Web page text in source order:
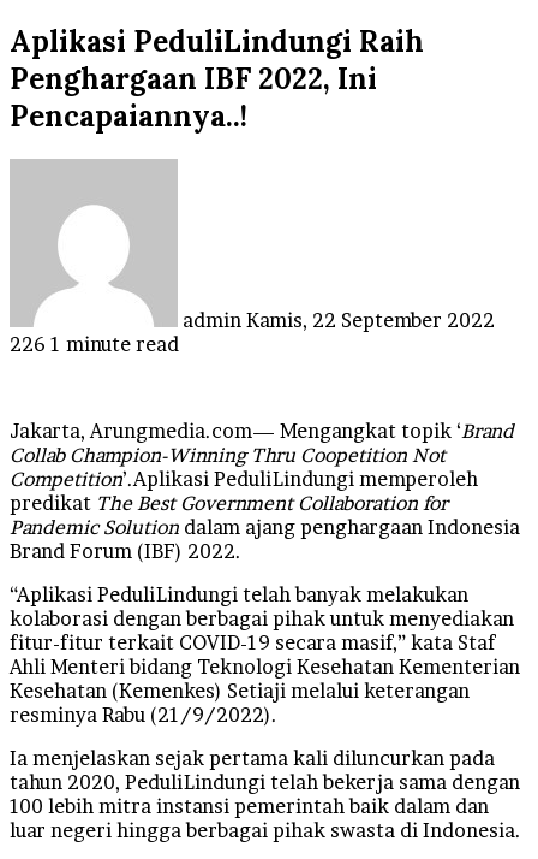
Aplikasi PeduliLindungi Raih
Penghargaan IBF 2022, Ini
Pencapaiannya..!
admin Kamis, 22 September 2022
226 1 minute read
Jakarta, Arungmedia.com— Mengangkat topik ‘Brand
Collab Champion-Winning Thru Coopetition Not
Competition’.Aplikasi PeduliLindungi memperoleh
predikat The Best Government Collaboration for
Pandemic Solution dalam ajang penghargaan Indonesia
Brand Forum (IBF) 2022.
“Aplikasi PeduliLindungi telah banyak melakukan
kolaborasi dengan berbagai pihak untuk menyediakan
fitur-fitur terkait COVID-19 secara masif,” kata Staf
Ahli Menteri bidang Teknologi Kesehatan Kementerian
Kesehatan (Kemenkes) Setiaji melalui keterangan
resminya Rabu (21/9/2022).
Ia menjelaskan sejak pertama kali diluncurkan pada
tahun 2020, PeduliLindungi telah bekerja sama dengan
100 lebih mitra instansi pemerintah baik dalam dan
luar negeri hingga berbagai pihak swasta di Indonesia.